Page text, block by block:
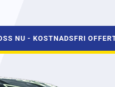
NU - KOSTNADSFRI